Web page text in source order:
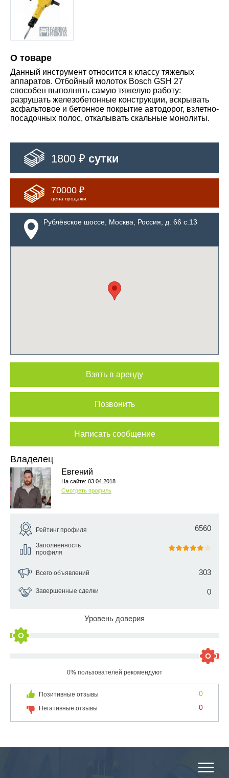
О товаре
Данный инструмент относится к классу тяжелых
аппаратов. Отбойный молоток Bosch GSH 27
способен выполнять самую тяжелую работу:
разрушать железобетонные конструкции, вскрывать
асфальтовое и бетонное покрытие автодорог, взлетно-
посадочных полос, откалывать скальные монолиты.
1800 ₽ сутки
70000 ₽
цена продажи
Рублёвское шоссе, Москва, Россия, д. 66 с.13
Взять в аренду
Позвонить
Написать сообщение
Владелец
Евгений
На сайте: 03.04.2018
Смотреть профиль
Рейтинг профиля 6560
Заполненность
профиля
Всего объявлений 303
Завершенные сделки 0
Уровень доверия
0% пользователей рекомендуют
Позитивные отзывы 0
Негативные отзывы 0